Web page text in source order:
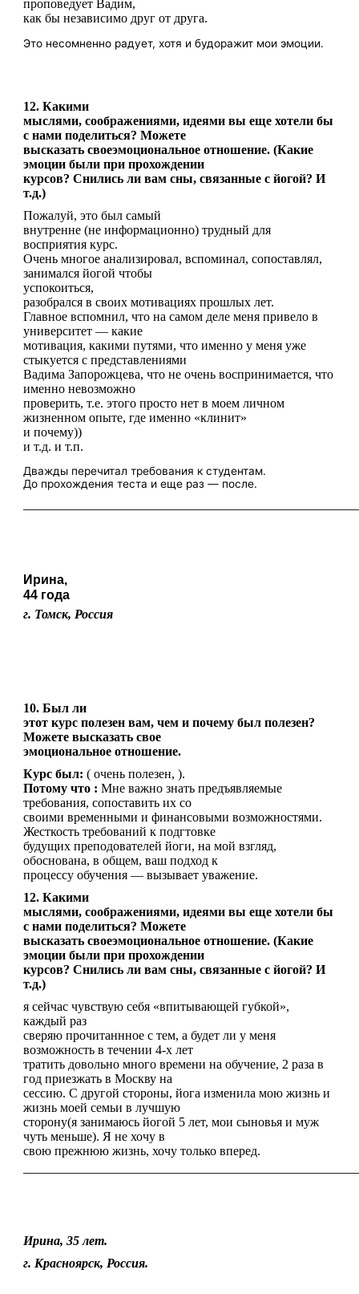
проповедует Вадим,
как бы независимо друг от друга.
Это несомненно радует, хотя и будоражит мои эмоции.
12. Какими
мыслями, соображениями, идеями вы еще хотели бы
с нами поделиться? Можете
высказать своеэмоциональное отношение. (Какие
эмоции были при прохождении
курсов? Снились ли вам сны, связанные с йогой? И
т.д.)
Пожалуй, это был самый
внутренне (не информационно) трудный для
восприятия курс.
Очень многое анализировал, вспоминал, сопоставлял,
занимался йогой чтобы
успокоиться,
разобрался в своих мотивациях прошлых лет.
Главное вспомнил, что на самом деле меня привело в
университет — какие
мотивация, какими путями, что именно у меня уже
стыкуется с представлениями
Вадима Запорожцева, что не очень воспринимается, что
именно невозможно
проверить, т.е. этого просто нет в моем личном
жизненном опыте, где именно «клинит»
и почему))
и т.д. и т.п.
Дважды перечитал требования к студентам.
До прохождения теста и еще раз — после.
Ирина,
44 года
г. Томск, Россия
10. Был ли
этот курс полезен вам, чем и почему был полезен?
Можете высказать свое
эмоциональное отношение.
Курс был: ( очень полезен, ).
Потому что : Мне важно знать предъявляемые
требования, сопоставить их со
своими временными и финансовыми возможностями.
Жесткость требований к подгтовке
будущих преподователей йоги, на мой взгляд,
обоснована, в общем, ваш подход к
процессу обучения — вызывает уважение.
12. Какими
мыслями, соображениями, идеями вы еще хотели бы
с нами поделиться? Можете
высказать своеэмоциональное отношение. (Какие
эмоции были при прохождении
курсов? Снились ли вам сны, связанные с йогой? И
т.д.)
я сейчас чувствую себя «впитывающей губкой»,
каждый раз
сверяю прочитаннное с тем, а будет ли у меня
возможность в течении 4-х лет
тратить довольно много времени на обучение, 2 раза в
год приезжать в Москву на
сессию. С другой стороны, йога изменила мою жизнь и
жизнь моей семьи в лучшую
сторону(я занимаюсь йогой 5 лет, мои сыновья и муж
чуть меньше). Я не хочу в
свою прежнюю жизнь, хочу только вперед.
Ирина, 35 лет.
г. Красноярск, Россия.